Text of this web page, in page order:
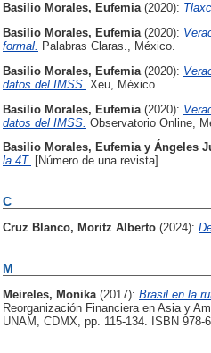
Basilio Morales, Eufemia (2020):
Basilio Morales, Eufemia (2020):
formal.
Palabras Claras., México.
Basilio Morales, Eufemia (2020):
datos del IMSS. Xeu, México..
Basilio Morales, Eufemia (2020):
datos del IMSS. Observatorio Online,
Basilio Morales, Eufemiay Ángeles
la 4T. [Número de una revista]
C
Cruz Blanco, Moritz Alberto (2024):
M
Meireles, Monika (2017): Brasil en la
Reorganización Financiera en Asia y
UNAM, CDMX, pp. 115-134. ISBN 978-